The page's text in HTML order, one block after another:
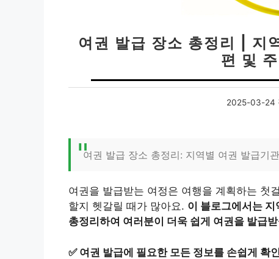
여권 발급 장소 총정리 | 지
편 및
2025-03-24
여권 발급 장소 총정리: 지역별 여권 발급기
여권을 발급받는 여정은 여행을 계획하는 첫
할지 헷갈릴 때가 많아요. 이 블로그에서는 지
총정리하여 여러분이 더욱 쉽게 여권을 발급
✅ 여권 발급에 필요한 모든 정보를 손쉽게 확